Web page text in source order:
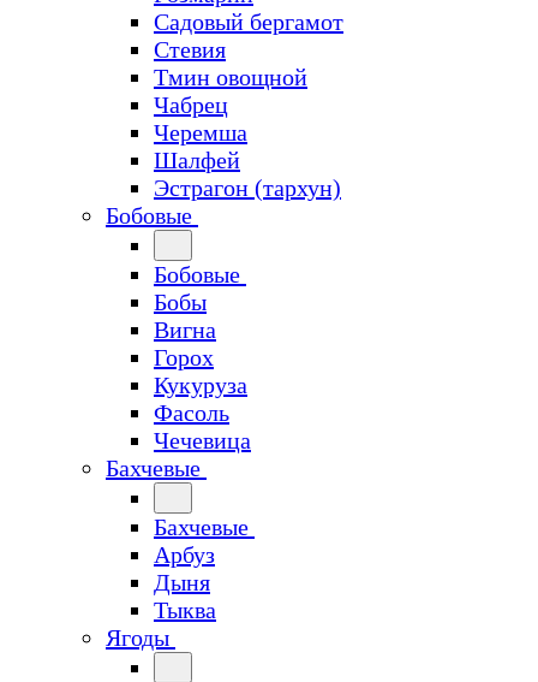
Садовый бергамот
Стевия
Тмин овощной
Чабрец
Черемша
Шалфей
Эстрагон (тархун)
Бобовые
Бобовые
Бобы
Вигна
Горох
Кукуруза
Фасоль
Чечевица
Бахчевые
Бахчевые
Арбуз
Дыня
Тыква
Ягоды